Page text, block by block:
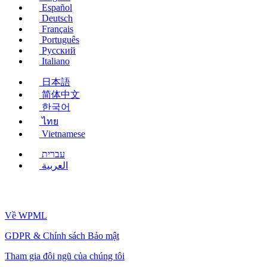
Español
Deutsch
Français
Português
Русский
Italiano
日本語
简体中文
한국어
ไทย
Vietnamese
עברית
العربية
Về WPML
GDPR & Chính sách Bảo mật
Tham gia đội ngũ của chúng tôi